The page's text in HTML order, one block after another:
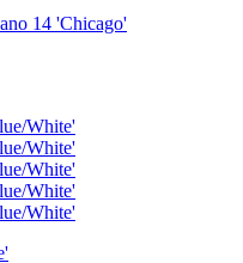
14 'Chicago'